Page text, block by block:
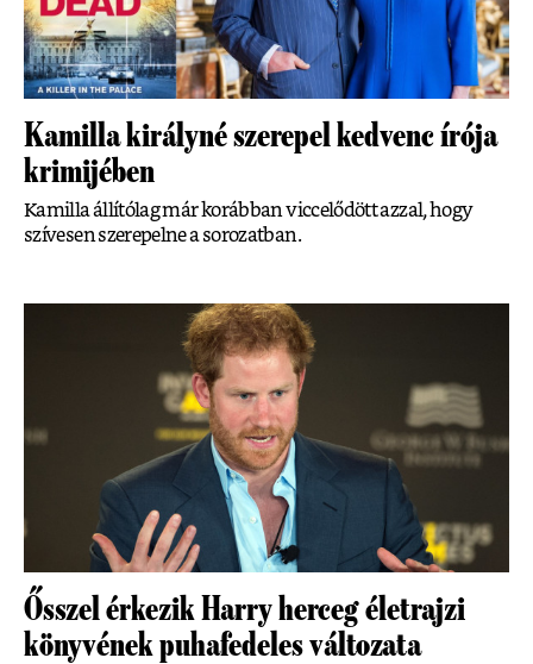
Kamilla királyné szerepel kedvenc írója
krimijében
Kamilla állítólag már korábban viccelődött azzal, hogy
szívesen szerepelne a sorozatban.
Ősszel érkezik Harry herceg életrajzi
könyvének puhafedeles változata